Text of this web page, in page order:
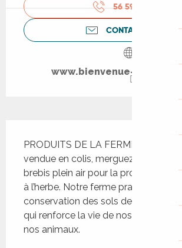
56 59 75 51
CONTACTEZ-NOUS
www.bienvenue-a-la-
PRODUITS DE LA FERME : Viande
vendue en colis, merguez de brebis.
brebis plein air pour la production
à l’herbe. Notre ferme pratique
conservation des sols depuis plus de
qui renforce la vie de nos sols et le
nos animaux.